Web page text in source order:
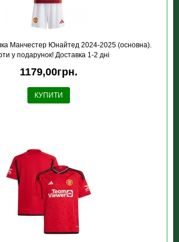
Манчестер Юнайтед 2024-2025 (основна).
у подарунок! Доставка 1-2 дні
1179,00грн.
КУПИТИ